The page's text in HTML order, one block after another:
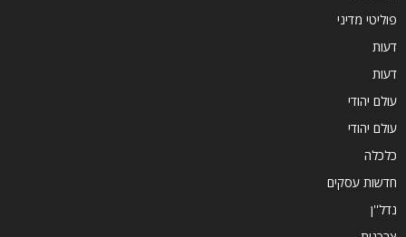
פוליטי מדיני
דעות
דעות
עולם יהודי
עולם יהודי
כלכלה
חדשות עסקים
נדל''ן